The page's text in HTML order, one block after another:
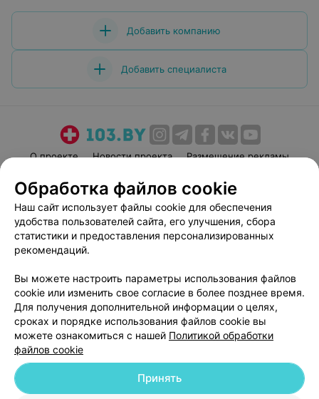
стороны. Все же рекомендую ваш санаторий даже
взыскательным отдыхающим -- и отдохнете, и
поделитесь. Спасибо!
Добавить компанию
Добавить специалиста
О проекте Новости проекта
Размещение рекламы
Пользовательское соглашение
Способы оплаты
Вакансии
Партнеры
Написать руководителю 103.by
Персональные настройки cookie
Обработка персональных данных
© 2026 ООО «Артокс Лаб», УНП 191700409| 220012, Республика Беларусь,
Обработка файлов cookie
Наш сайт использует файлы cookie для обеспечения
удобства пользователей сайта, его улучшения, сбора
статистики и предоставления персонализированных
рекомендаций.
Вы можете настроить параметры использования файлов
cookie или изменить свое согласие в более позднее время.
Для получения дополнительной информации о целях,
сроках и порядке использования файлов cookie вы
можете ознакомиться с нашей Политикой обработки
файлов cookie
Принять